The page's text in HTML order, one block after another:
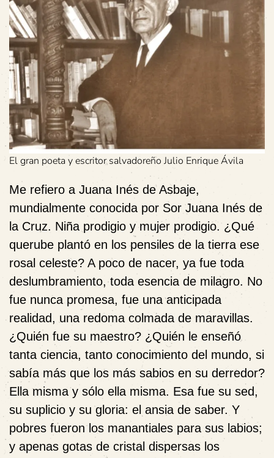
El gran poeta y escritor salvadoreño Julio Enrique Ávila
Me refiero a Juana Inés de Asbaje,
mundialmente conocida por Sor Juana Inés de
la Cruz. Niña prodigio y mujer prodigio. ¿Qué
querube plantó en los pensiles de la tierra ese
rosal celeste? A poco de nacer, ya fue toda
deslumbramiento, toda esencia de milagro. No
fue nunca promesa, fue una anticipada
realidad, una redoma colmada de maravillas.
¿Quién fue su maestro? ¿Quién le enseñó
tanta ciencia, tanto conocimiento del mundo, si
sabía más que los más sabios en su derredor?
Ella misma y sólo ella misma. Esa fue su sed,
su suplicio y su gloria: el ansia de saber. Y
pobres fueron los manantiales para sus labios;
y apenas gotas de cristal dispersas los